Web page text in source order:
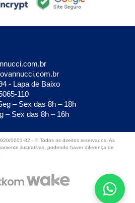
- Lapa de Baixo
110
– Sex das 8h – 18h
– Sex das 8h – 16h
0001-82 - © Todos os direitos reservados. As
ilustrativas, podendo haver diferença de